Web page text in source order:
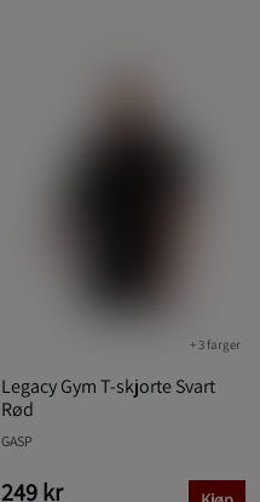
Legacy Gym T-skjorte Svart
Rød
+ 3 farger
GASP
249 kr